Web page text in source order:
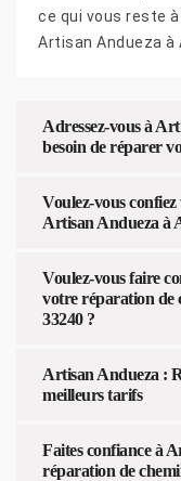
ce qui vous reste
Artisan Andueza à
Adressez-vous à
besoin de réparer
Voulez-vous
Artisan Andueza à
Voulez-vous faire
votre réparation de
33240 ?
Artisan Andueza :
meilleurs tarifs
Faites confiance à
réparation de